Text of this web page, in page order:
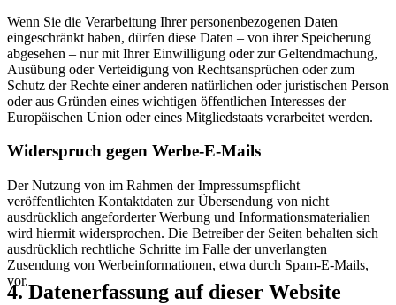
Wenn Sie die Verarbeitung Ihrer personenbezogenen Daten
eingeschränkt haben, dürfen diese Daten – von ihrer Speicherung
abgesehen – nur mit Ihrer Einwilligung oder zur Geltendmachung,
Ausübung oder Verteidigung von Rechtsansprüchen oder zum
Schutz der Rechte einer anderen natürlichen oder juristischen Person
oder aus Gründen eines wichtigen öffentlichen Interesses der
Europäischen Union oder eines Mitgliedstaats verarbeitet werden.
Widerspruch gegen Werbe-E-Mails
Der Nutzung von im Rahmen der Impressumspflicht
veröffentlichten Kontaktdaten zur Übersendung von nicht
ausdrücklich angeforderter Werbung und Informationsmaterialien
wird hiermit widersprochen. Die Betreiber der Seiten behalten sich
ausdrücklich rechtliche Schritte im Falle der unverlangten
Zusendung von Werbeinformationen, etwa durch Spam-E-Mails,
vor.
4.Datenerfassung auf dieser Website